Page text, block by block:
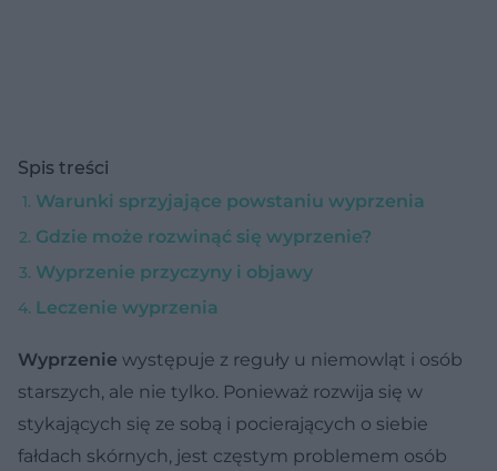
Spis treści
Warunki sprzyjające powstaniu wyprzenia
Gdzie może rozwinąć się wyprzenie?
Wyprzenie przyczyny i objawy
Leczenie wyprzenia
Wyprzenie występuje z reguły u niemowląt i osób
starszych, ale nie tylko. Ponieważ rozwija się w
stykających się ze sobą i pocierających o siebie
fałdach skórnych, jest częstym problemem osób